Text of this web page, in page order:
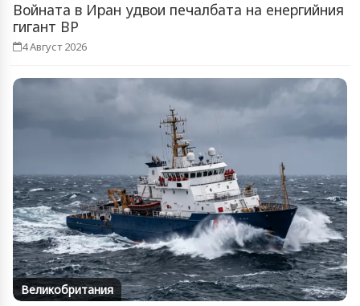
Войната в Иран удвои печалбата на енергийния
гигант BP
4 Август 2026
Великобритания